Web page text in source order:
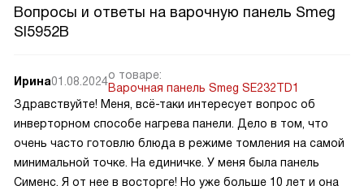
Вопросы и ответы на варочную панель Smeg
SI5952B
Ирина01.08.2024о товаре:
Варочная панель Smeg SE232TD1
Здравствуйте! Меня, всё-таки интересует вопрос об
инверторном способе нагрева панели. Дело в том, что
очень часто готовлю блюда в режиме томления на самой
минимальной точке. На единичке. У меня была панель
Сименс. Я от нее в восторге! Но уже больше 10 лет и она